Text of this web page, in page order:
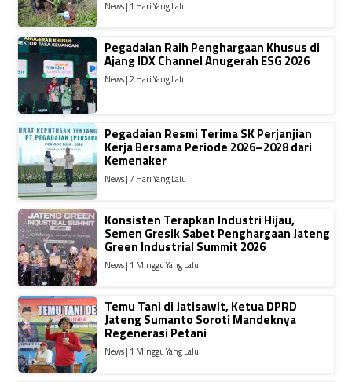
News | 1 Hari Yang Lalu
Pegadaian Raih Penghargaan Khusus di
Ajang IDX Channel Anugerah ESG 2026
News | 2 Hari Yang Lalu
Pegadaian Resmi Terima SK Perjanjian
Kerja Bersama Periode 2026–2028 dari
Kemenaker
News | 7 Hari Yang Lalu
Konsisten Terapkan Industri Hijau,
Semen Gresik Sabet Penghargaan Jateng
Green Industrial Summit 2026
News | 1 Minggu Yang Lalu
Temu Tani di Jatisawit, Ketua DPRD
Jateng Sumanto Soroti Mandeknya
Regenerasi Petani
News | 1 Minggu Yang Lalu